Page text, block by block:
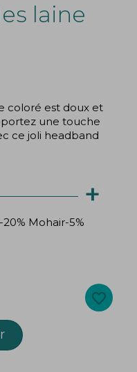
laine
coloré est doux et
une touche
ce joli headband
+
Mohair-5%
favorite_border